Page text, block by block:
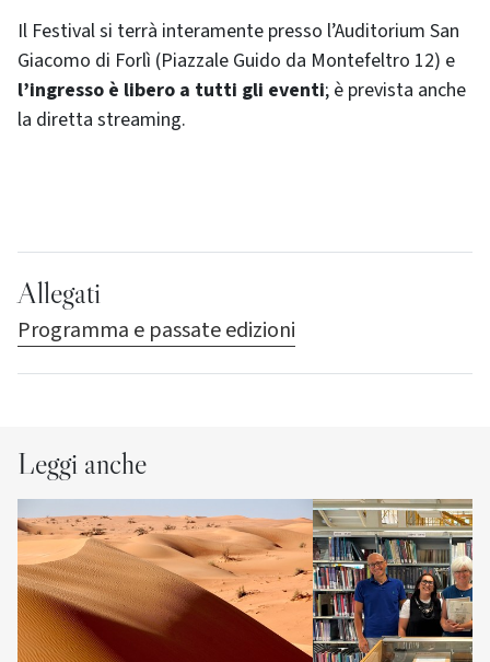
Il Festival si terrà interamente presso l’Auditorium San
Giacomo di Forlì (Piazzale Guido da Montefeltro 12) e
l’ingresso è libero a tutti gli eventi; è prevista anche
la diretta streaming.
Allegati
Programma e passate edizioni
Leggi anche